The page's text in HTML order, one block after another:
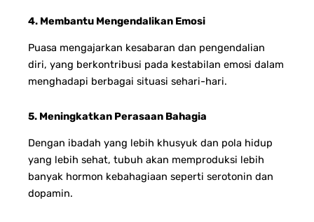
4. Membantu Mengendalikan Emosi
Puasa mengajarkan kesabaran dan pengendalian
diri, yang berkontribusi pada kestabilan emosi dalam
menghadapi berbagai situasi sehari-hari.
5. Meningkatkan Perasaan Bahagia
Dengan ibadah yang lebih khusyuk dan pola hidup
yang lebih sehat, tubuh akan memproduksi lebih
banyak hormon kebahagiaan seperti serotonin dan
dopamin.